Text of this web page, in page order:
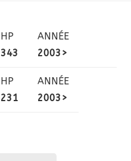
HP
343
ANNÉE
2003>
HP
231
ANNÉE
2003>